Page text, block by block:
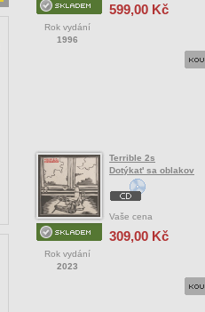
Rok vydání
1996
599,00 Kč
Rok vydání
2023
Terrible 2s
Dotýkat' sa oblakov
Vaše cena
309,00 Kč